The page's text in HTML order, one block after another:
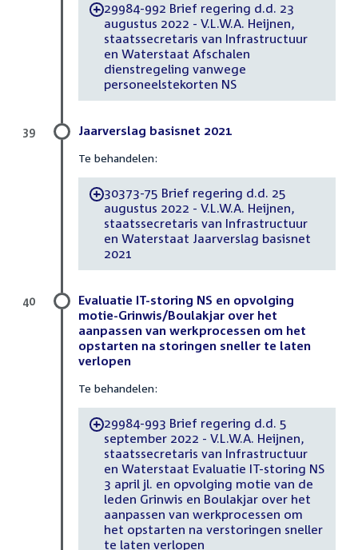
-29984-992 Brief regering d.d. 23
augustus 2022 - V.L.W.A. Heijnen,
staatssecretaris van Infrastructuur
en Waterstaat Afschalen
dienstregeling vanwege
personeelstekorten NS
Jaarverslag basisnet 2021
Te behandelen:
-30373-75 Brief regering d.d. 25
augustus 2022 - V.L.W.A. Heijnen,
staatssecretaris van Infrastructuur
en Waterstaat Jaarverslag basisnet
2021
39
Evaluatie IT-storing NS en opvolging
motie-Grinwis/Boulakjar over het
aanpassen van werkprocessen om het
opstarten na storingen sneller te laten
verlopen
Te behandelen:
-29984-993 Brief regering d.d. 5
september 2022 - V.L.W.A. Heijnen,
staatssecretaris van Infrastructuur
en Waterstaat Evaluatie IT-storing NS
3 april jl. en opvolging motie van de
leden Grinwis en Boulakjar over het
aanpassen van werkprocessen om
het opstarten na verstoringen sneller
te laten verlopen
40